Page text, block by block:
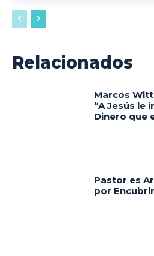
Relacionados
Marcos
“A Jesús le
Dinero que
Pastor es
por